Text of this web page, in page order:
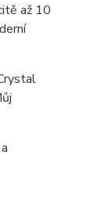
až 10